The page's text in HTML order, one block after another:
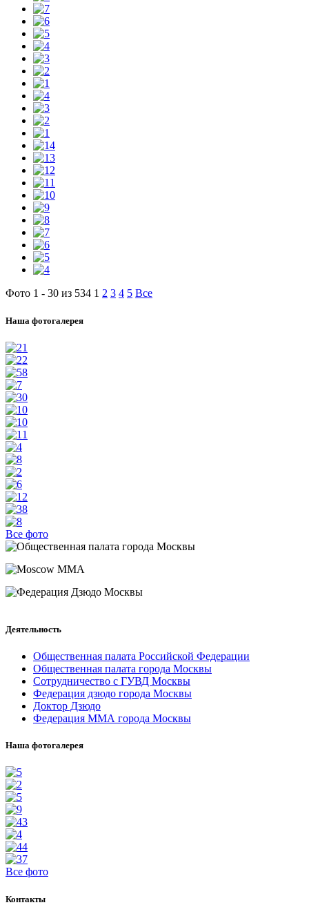
Фото 1 - 30 из 534 1 2 3 4 5 Все
Наша фотогалерея
Все фото
Деятельность
Общественная палата Российской Федерации
Общественная палата города Москвы
Сотрудничество с ГУВД Москвы
Федерация дзюдо города Москвы
Доктор Дзюдо
Федерация ММА города Москвы
Наша фотогалерея
Все фото
Контакты